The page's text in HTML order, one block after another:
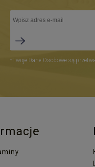
*Twoje Dane Osobowe są